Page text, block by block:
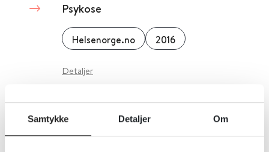
Samtykke Detaljer Om
Psykose
Helsenorge.no 2016
Detaljer
Psykisk helsehjelp i Norge for
voksne